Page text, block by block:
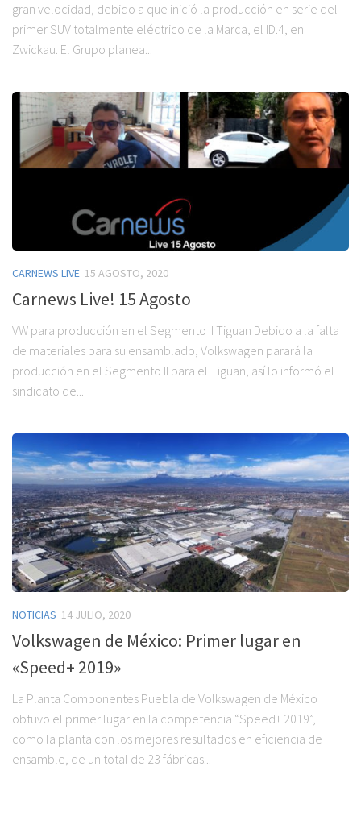
gran velocidad, debido a que inició la producción en serie del
primer SUV totalmente eléctrico de la Marca, el ID.4, en
Zwickau. El Grupo planea...
CARNEWS LIVE 15 AGOSTO, 2020
Carnews Live! 15 Agosto
VW para producción en el Segmento II Tiguan Debido a la falta
de materiales para su ensamblado, Volkswagen parará la
producción en el Segmento II para el Tiguan, así lo informó el
sindicato de...
NOTICIAS 14 JULIO, 2020
Volkswagen de México: Primer lugar en
«Speed+ 2019»
La Planta Componentes Puebla de Volkswagen de México
obtuvo el primer lugar en la competencia “Speed+ 2019”,
como la planta con los mejores resultados en eficiencia de
ensamble, de un total de 23 fábricas...